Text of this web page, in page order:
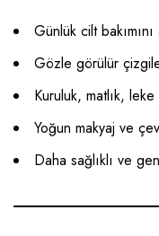
Günlük cilt
Gözle görülür
Kuruluk, matlık,
Yoğun makyaj ve
Daha sağlıklı ve